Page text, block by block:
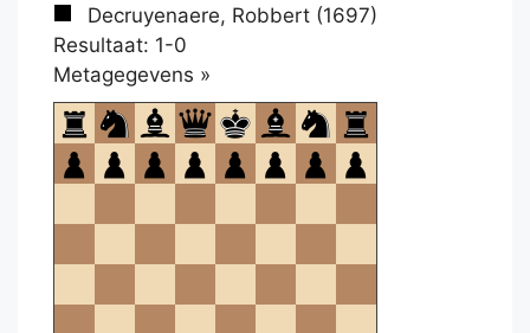
Decruyenaere, Robbert (1697)
Resultaat: 1-0
Metagegevens »
om
te
openen.